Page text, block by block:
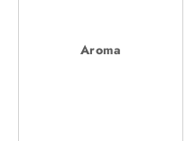
Aroma